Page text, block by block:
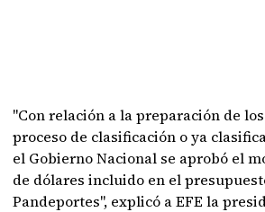
"Con relación a la preparación de
proceso de clasificación o ya
el Gobierno Nacional se aprobó el
de dólares incluido en el
Pandeportes", explicó a EFE la